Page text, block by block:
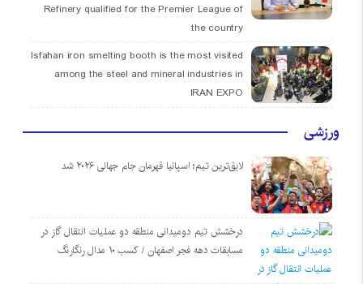
Refinery qualified for the Premier League of
the country
Isfahan iron smelting booth is the most visited
among the steel and mineral industries in
IRAN EXPO
ورزشی
لایق‌ترین تیم؛ اسپانیا قهرمان جام جهانی ۲۰۲۶ شد
درخشش تیم دومیدانی منطقه دو عملیات انتقال گاز در
مسابقات دهه فجر اصفهان / کسب ۱۰ مدال رنگارنگ